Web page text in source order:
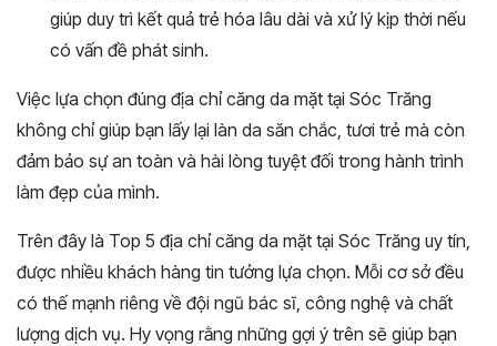
giúp duy trì kết quả trẻ hóa lâu dài và xử lý kịp thời nếu
có vấn đề phát sinh.
Việc lựa chọn đúng địa chỉ căng da mặt tại Sóc Trăng
không chỉ giúp bạn lấy lại làn da săn chắc, tươi trẻ mà còn
đảm bảo sự an toàn và hài lòng tuyệt đối trong hành trình
làm đẹp của mình.
Trên đây là Top 5 địa chỉ căng da mặt tại Sóc Trăng uy tín,
được nhiều khách hàng tin tưởng lựa chọn. Mỗi cơ sở đều
có thế mạnh riêng về đội ngũ bác sĩ, công nghệ và chất
lượng dịch vụ. Hy vọng rằng những gợi ý trên sẽ giúp bạn